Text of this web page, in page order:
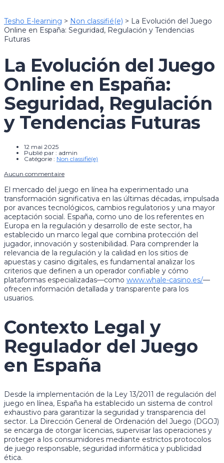
Tesho E-learning > Non classifié(e) > La Evolución del Juego
Online en España: Seguridad, Regulación y Tendencias
Futuras
La Evolución del Juego
Online en España:
Seguridad, Regulación
y Tendencias Futuras
12 mai 2025
Publié par : admin
Catégorie : Non classifié(e)
Aucun commentaire
El mercado del juego en línea ha experimentado una
transformación significativa en las últimas décadas, impulsada
por avances tecnológicos, cambios regulatorios y una mayor
aceptación social. España, como uno de los referentes en
Europa en la regulación y desarrollo de este sector, ha
establecido un marco legal que combina protección del
jugador, innovación y sostenibilidad. Para comprender la
relevancia de la regulación y la calidad en los sitios de
apuestas y casino digitales, es fundamental analizar los
criterios que definen a un operador confiable y cómo
plataformas especializadas—como www.whale-casino.es/—
ofrecen información detallada y transparente para los
usuarios.
Contexto Legal y
Regulador del Juego
en España
Desde la implementación de la Ley 13/2011 de regulación del
juego en línea, España ha establecido un sistema de control
exhaustivo para garantizar la seguridad y transparencia del
sector. La Dirección General de Ordenación del Juego (DGOJ)
se encarga de otorgar licencias, supervisar las operaciones y
proteger a los consumidores mediante estrictos protocolos
de juego responsable, seguridad informática y publicidad
ética.